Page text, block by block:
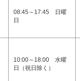
08:45～17:45 日曜
日
10:00～18:00 水曜
日（祝日除く）